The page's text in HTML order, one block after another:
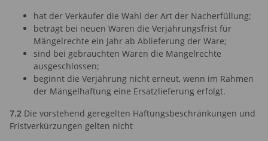
hat der Verkäufer die Wahl der Art der Nacherfüllung;
beträgt bei neuen Waren die Verjährungsfrist für
Mängelrechte ein Jahr ab Ablieferung der Ware;
sind bei gebrauchten Waren die Mängelrechte
ausgeschlossen;
beginnt die Verjährung nicht erneut, wenn im Rahmen
der Mängelhaftung eine Ersatzlieferung erfolgt.
7.2 Die vorstehend geregelten Haftungsbeschränkungen und
Fristverkürzungen gelten nicht